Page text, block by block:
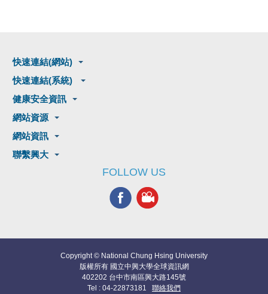
快速連結(網站)
快速連結(系統)
健康安全資訊
網站資源
網站資訊
聯繫興大
FOLLOW US
Copyright © National Chung Hsing University
版權所有 國立中興大學全球資訊網
402202 台中市南區興大路145號
Tel : 04-22873181 聯絡我們